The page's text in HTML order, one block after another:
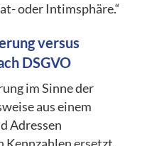
oder Intimsphäre.“
versus
DSGVO
im Sinne der
aus einem
Adressen